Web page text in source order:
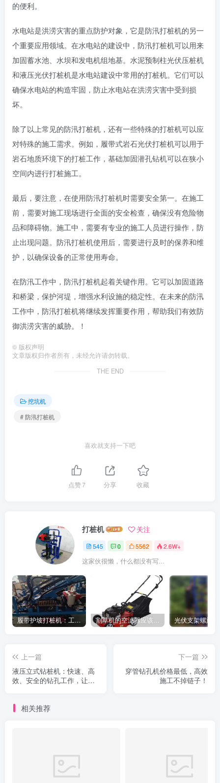
的便利。
水电站是洪涝灾害的重点防护对象，它是防汛打桩机的另一
个重要应用领域。在水电站的建设中，防汛打桩机可以用来
加固蓄水池、水坝和发电机组地基。水泥预制柱光伏压桩机
和液压光伏打桩机是水电站建设中常用的打桩机。它们可以
确保水电站的构造牢固，防止水电站在洪涝灾害中受到损
坏。
除了以上常见的防汛打桩机，还有一些特殊的打桩机可以应
对特殊的施工需求。例如，履带式岩石光伏打桩机可以用于
岩石地质环境下的打桩工作，基础加固潜孔钻机可以在狭小
空间内进行打桩施工。
最后，要注意，在使用防汛打桩机时需要安全第一。在施工
前，需要对施工现场进行全面的安全检查，确保没有危险物
品和障碍物。施工中，需要有专业的施工人员进行操作，防
止出现问题。防汛打桩机使用后，需要进行及时的保养和维
护，以确保设备的正常使用寿命。
在防汛工作中，防汛打桩机起着关键作用。它可以加固道路
和桥梁，保护河堤，增强水利设施的稳定性。在未来的防汛
工作中，防汛打桩机将继续发挥重要作用，帮助我们有效防
御洪涝灾害的威胁。！
© 版权声明
文章版权归作者所有，未经允许请勿转载。
THE END
挖坑机
# 防汛打桩机
喜欢就支持一下吧
点赞7 分享 收藏
打桩机 关注
545 0 5562 2.6W+
这家伙很懒，什么都没有写...
履带护坡打桩机：工地施工利器 割草机的空滤器应该怎么清洁
上一篇
液压立式钻桩机：快速、高
效、安全的钻孔工作，让你
下一篇
穿管钻孔机价格最低，高效
施工不掉链子！
相关推荐